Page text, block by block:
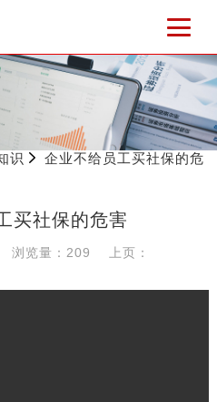
识
企业不给员工买社保的危
买社保的危害
浏览量：209 上页：